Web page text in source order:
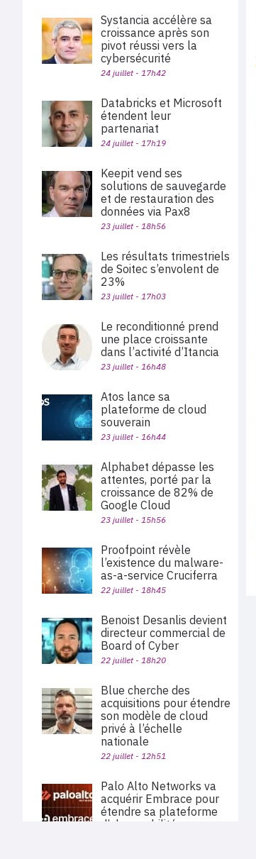
Systancia accélère sa
croissance après son
pivot réussi vers la
cybersécurité
24 juillet - 17h42
Databricks et Microsoft
étendent leur
partenariat
24 juillet - 17h19
Keepit vend ses
solutions de sauvegarde
et de restauration des
données via Pax8
23 juillet - 18h56
Les résultats trimestriels
de Soitec s’envolent de
23%
23 juillet - 17h03
Le reconditionné prend
une place croissante
dans l’activité d’Itancia
23 juillet - 16h48
Atos lance sa
plateforme de cloud
souverain
23 juillet - 16h44
Alphabet dépasse les
attentes, porté par la
croissance de 82% de
Google Cloud
23 juillet - 15h56
Proofpoint révèle
l’existence du malware-
as-a-service Cruciferra
22 juillet - 18h45
Benoist Desanlis devient
directeur commercial de
Board of Cyber
22 juillet - 18h20
Blue cherche des
acquisitions pour étendre
son modèle de cloud
privé à l’échelle
nationale
22 juillet - 12h51
Palo Alto Networks va
acquérir Embrace pour
étendre sa plateforme
d’observabilité